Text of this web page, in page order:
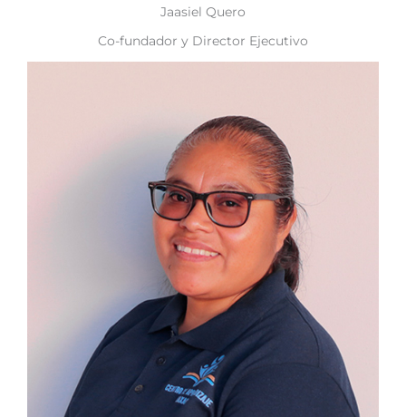
Jaasiel Quero
Co-fundador y Director Ejecutivo